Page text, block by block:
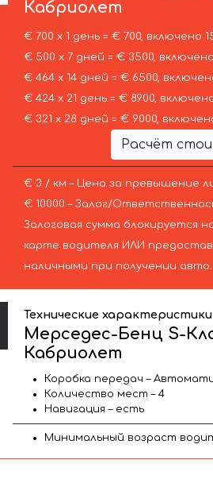
Кабриолет
€ 700 х 1 день = € 700, включено
€ 500 х 7 дней = € 3500, включено
€ 464 х 14 дней = € 6500,
€ 424 х 21 день = € 8900,
€ 321 х 28 дней = € 9000,
Расчёт
€ 3 / км – Цена за превышение
€ 10000 – Залог/
Залоговая сумма блокируется
карте водителя ИЛИ
наличными при получении авто.
Технические характеристики
Мерседес-Бенц S-
Кабриолет
Коробка передач –
Количество мест – 4
Навигация – есть
Минимальный возраст